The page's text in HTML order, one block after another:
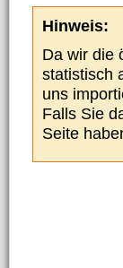
Hinweis:
Da wir die
statistisch
uns
Falls Sie
Seite